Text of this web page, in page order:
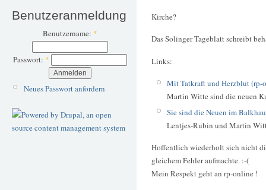
Benutzeranmeldung
Benutzername: *
Passwort: *
Neues Passwort anfordern
Kirche?
Das Solinger Tageblatt schreibt
Links:
Mit Tatkraft und Herzblut (rp-
Martin Witte sind die neuen
Sie sind die Neuen im
Lentjes-Rubin und Martin
Hoffentlich wiederholt sich nicht
gleichem Fehler aufmachte. :-(
Mein Respekt geht an rp-online !